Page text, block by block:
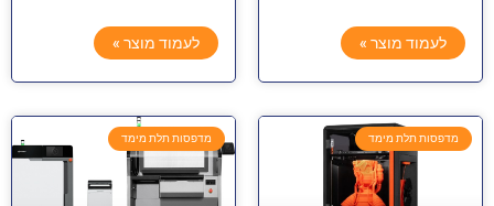
לעמוד מוצר » לעמוד מוצר »
מדפסות תלת מימד מדפסות תלת מימד